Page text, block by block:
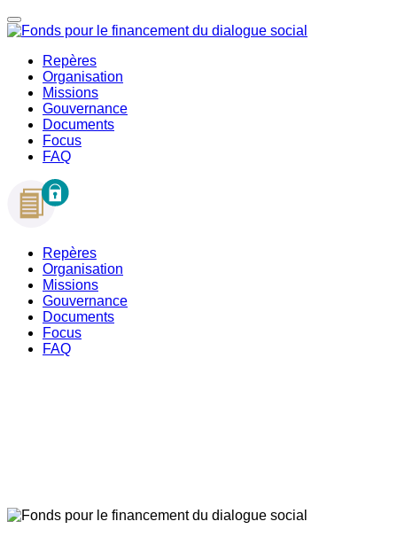
Repères
Organisation
Missions
Gouvernance
Documents
Focus
FAQ
Repères
Organisation
Missions
Gouvernance
Documents
Focus
FAQ